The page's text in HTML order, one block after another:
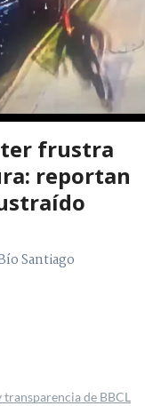
frustra
reportan
Santiago
transparencia de BBCL